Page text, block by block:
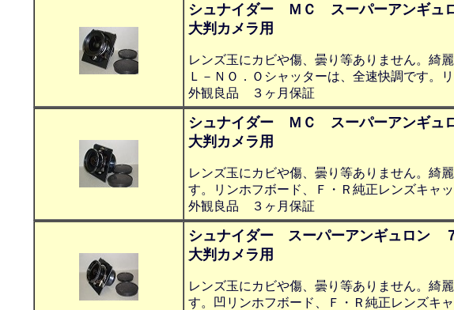
シュナイダー ＭＣ スーパーアンギュ
大判カメラ用
レンズ玉にカビや傷、曇り等ありません。綺
Ｌ－ＮＯ．Ｏシャッターは、全速快調です。
外観良品 ３ヶ月保証
シュナイダー ＭＣ スーパーアンギュ
大判カメラ用
レンズ玉にカビや傷、曇り等ありません。綺
す。リンホフボード、Ｆ・Ｒ純正レンズキャッ
外観良品 ３ヶ月保証
シュナイダー スーパーアンギュロン
大判カメラ用
レンズ玉にカビや傷、曇り等ありません。綺
す。凹リンホフボード、Ｆ・Ｒ純正レンズキャ